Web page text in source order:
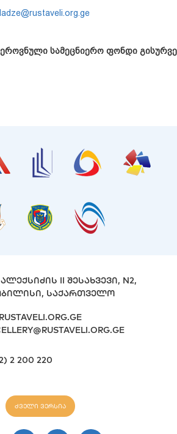
სამეცნიერო ფონდი
II ᲨᲔᲡᲐᲮᲕᲔᲕᲘ, N2,
ᲡᲐᲥᲐᲠᲗᲕᲔᲚᲝ
2 200 220
ძველი ვერსია